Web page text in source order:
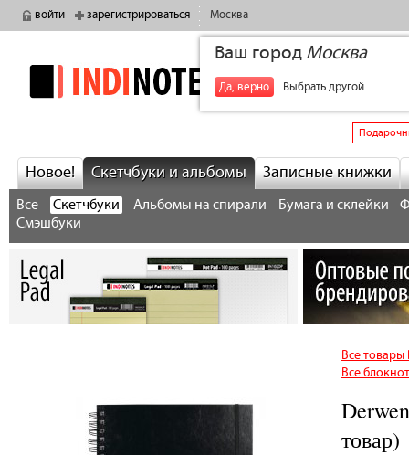
войти зарегистрироваться Москва
Ваш город Москва
Да, верно Выбрать другой
indinotes
Новое! Скетчбуки и альбомы Записные книжки
Все Скетчбуки Альбомы на спирали Бумага и склейки
Смэшбуки
Все товары
Все
товар)